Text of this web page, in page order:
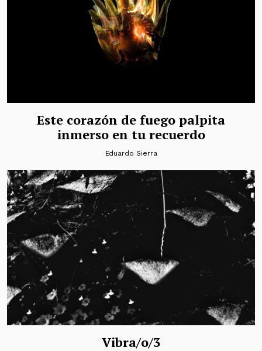
Este corazón de fuego palpita
inmerso en tu recuerdo
Eduardo Sierra
Vibra/o/3